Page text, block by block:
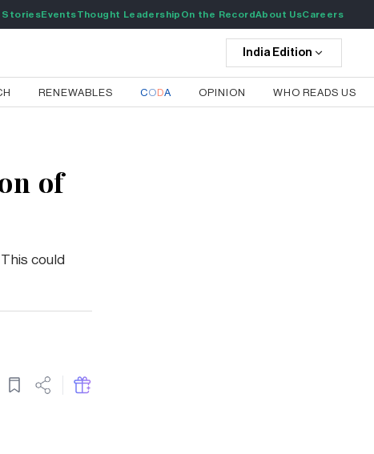
StoriesEventsThought Leadership On the RecordAbout UsCareers
India Edition
RENEWABLES CODA OPINION WHO READS US
of
could